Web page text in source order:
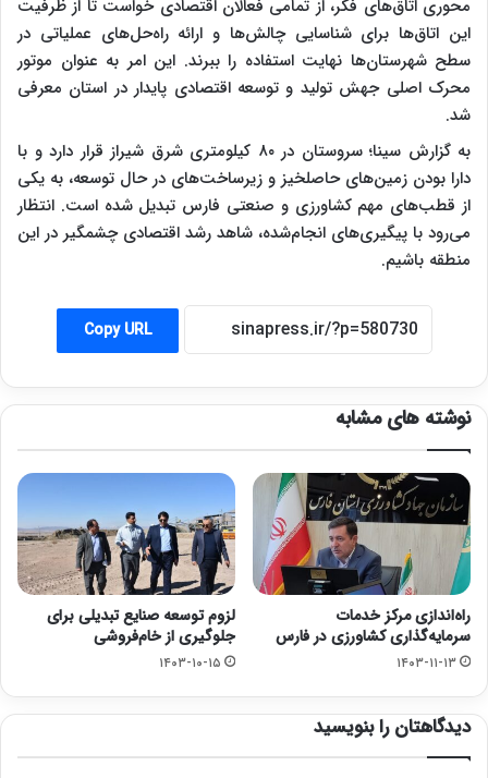
محوری اتاق‌های فکر، از تمامی فعالان اقتصادی خواست تا از ظرفیت
این اتاق‌ها برای شناسایی چالش‌ها و ارائه راه‌حل‌های عملیاتی در
سطح شهرستان‌ها نهایت استفاده را ببرند. این امر به عنوان موتور
محرک اصلی جهش تولید و توسعه اقتصادی پایدار در استان معرفی
شد.
به گزارش سینا؛ سروستان در ۸۰ کیلومتری شرق شیراز قرار دارد و با
دارا بودن زمین‌های حاصلخیز و زیرساخت‌های در حال توسعه، به یکی
از قطب‌های مهم کشاورزی و صنعتی فارس تبدیل شده است. انتظار
می‌رود با پیگیری‌های انجام‌شده، شاهد رشد اقتصادی چشمگیر در این
منطقه باشیم.
Copy URL
نوشته های مشابه
راه‌اندازی مرکز خدمات
سرمایه‌گذاری کشاورزی در فارس
۱۴۰۳-۱۱-۱۳
لزوم توسعه صنایع تبدیلی برای
جلوگیری از خام‌فروشی
۱۴۰۳-۱۰-۱۵
دیدگاهتان را بنویسید